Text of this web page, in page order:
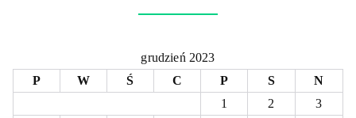
grudzień 2023
P
W Ś C P S
N
1
2
3